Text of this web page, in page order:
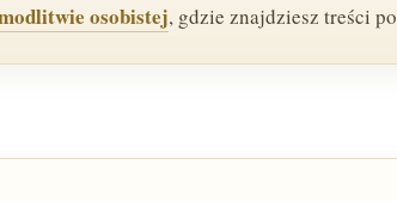
osobistej, gdzie znajdziesz treści